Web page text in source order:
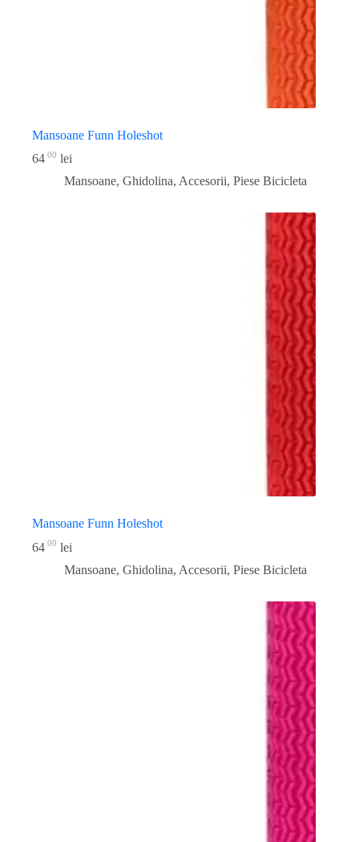
Mansoane Funn Holeshot
64 00 lei
Mansoane, Ghidolina, Accesorii, Piese Bicicleta
Mansoane Funn Holeshot
64 00 lei
Mansoane, Ghidolina, Accesorii, Piese Bicicleta